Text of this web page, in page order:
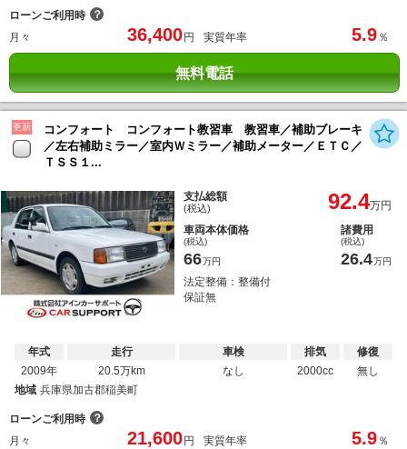
ローンご利用時 ？
月々
36,400円 実質年率 5.9 ％
無料電話
更新
コンフォート コンフォート教習車 教習車／補助ブレーキ
／左右補助ミラー／室内Ｗミラー／補助メーター／ＥＴＣ／
ＴＳＳ１...
支払総額
(税込) 92.4万円
車両本体価格
(税込)
66万円
諸費用
(税込)
26.4万円
法定整備：整備付
保証無
年式
2009年
走行
20.5万km
車検
なし
排気
2000cc
修復
無し
地域 兵庫県加古郡稲美町
ローンご利用時 ？
月々
21,600円 実質年率 5.9 ％